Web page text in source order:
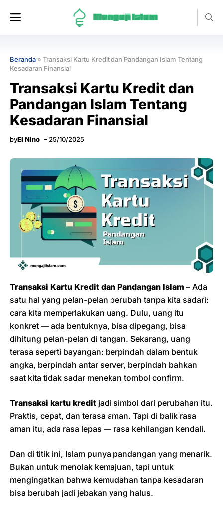
Menu
Beranda » Transaksi Kartu Kredit dan Pandangan Islam Tentang
Kesadaran Finansial
Transaksi Kartu Kredit dan
Pandangan Islam Tentang
Kesadaran Finansial
byEl Nino 25/10/2025
Transaksi Kartu Kredit dan Pandangan Islam – Ada
satu hal yang pelan-pelan berubah tanpa kita sadari:
cara kita memperlakukan uang. Dulu, uang itu
konkret — ada bentuknya, bisa dipegang, bisa
dihitung pelan-pelan di tangan. Sekarang, uang
terasa seperti bayangan: berpindah dalam bentuk
angka, berpindah antar server, berpindah bahkan
saat kita tidak sadar menekan tombol confirm.
Transaksi kartu kredit jadi simbol dari perubahan itu.
Praktis, cepat, dan terasa aman. Tapi di balik rasa
aman itu, ada rasa lepas — rasa kehilangan kendali.
Dan di titik ini, Islam punya pandangan yang menarik.
Bukan untuk menolak kemajuan, tapi untuk
mengingatkan bahwa kemudahan tanpa kesadaran
bisa berubah jadi jebakan yang halus.